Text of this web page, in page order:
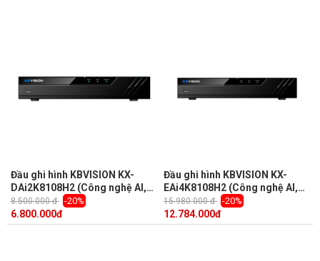
Đầu ghi hình KBVISION KX-
DAi2K8108H2 (Công nghệ AI,
nhận diện khuôn mặt, 8 kênh,
hỗ trợ camera lên dến 8.0MP)
8.500.000 đ -20%
6.800.000đ
Đầu ghi hình KBVISION KX-
EAi4K8108H2 (Công nghệ AI,
nhận diện khuôn mặt, 8 kênh)
15.980.000 đ -20%
12.784.000đ